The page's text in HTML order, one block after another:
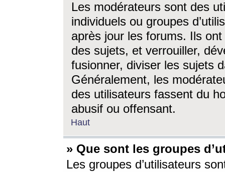
Les modérateurs sont des
individuels ou groupes
après jour les forums. Ils ont
des sujets, et verrouiller,
fusionner, diviser les sujets
Généralement, les
des utilisateurs fassent du
abusif ou offensant.
Haut
» Que sont les groupes
Les groupes d’utilisateurs